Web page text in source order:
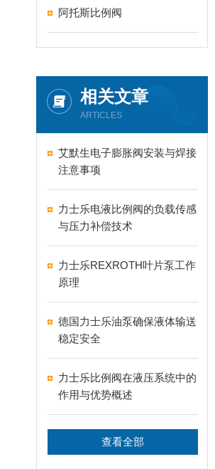
阿托斯比例阀
相关文章
ARTICLES
艾默生电子膨胀阀安装与焊接
注意事项
力士乐电液比例阀的负载传感
与压力补偿技术
力士乐REXROTH叶片泵工作
原理
德国力士乐油泵确保液体输送
稳定安全
力士乐比例阀在液压系统中的
作用与优势概述
查看全部